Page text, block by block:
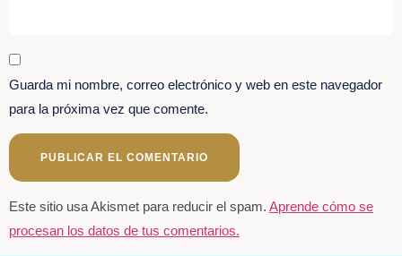
Guarda mi nombre, correo electrónico y web en este navegador
para la próxima vez que comente.
Este sitio usa Akismet para reducir el spam. Aprende cómo se
procesan los datos de tus comentarios.